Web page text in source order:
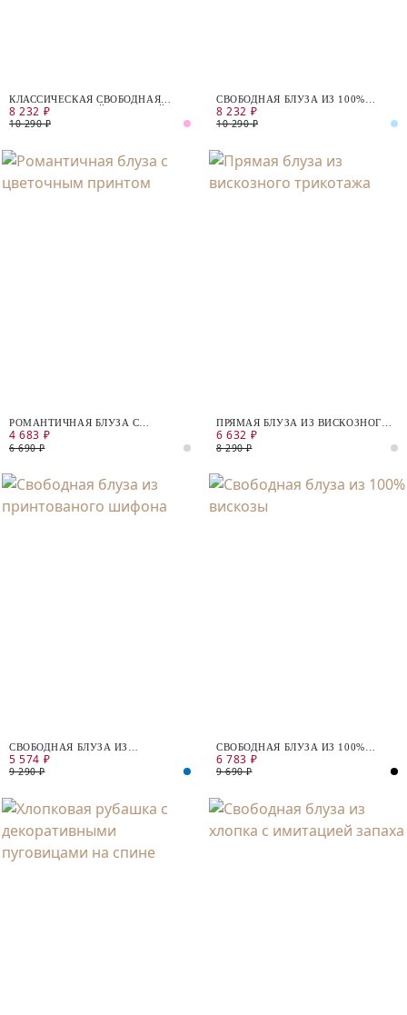
КЛАССИЧЕСКАЯ СВОБОДНАЯ
БЛУЗКА ИЗ ЯРКОЙ АТЛАСНОЙ
ТКАНИ
8 232 ₽
10 290 ₽
СВОБОДНАЯ БЛУЗА ИЗ 100%
ВИСКОЗЫ
8 232 ₽
10 290 ₽
РОМАНТИЧНАЯ БЛУЗА С
ЦВЕТОЧНЫМ ПРИНТОМ
4 683 ₽
6 690 ₽
ПРЯМАЯ БЛУЗА ИЗ ВИСКОЗНОГО
ТРИКОТАЖА
6 632 ₽
8 290 ₽
СВОБОДНАЯ БЛУЗА ИЗ
ПРИНТОВАНОГО ШИФОНА
5 574 ₽
9 290 ₽
СВОБОДНАЯ БЛУЗА ИЗ 100%
ВИСКОЗЫ
6 783 ₽
9 690 ₽